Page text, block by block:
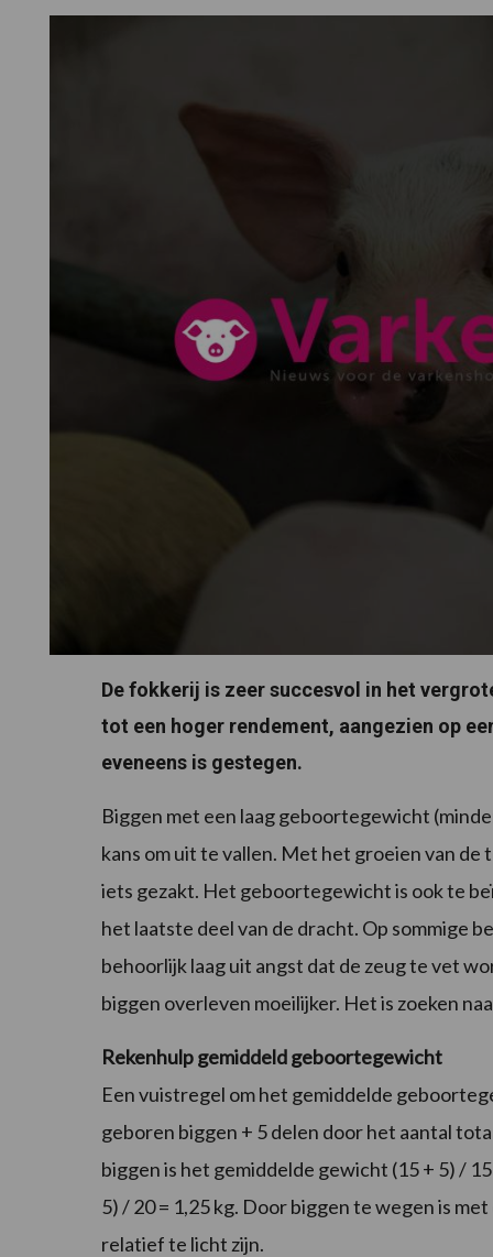
De fokkerij is zeer succesvol in het
tot een hoger rendement, aangezien op
eveneens is gestegen.
Biggen met een laag geboortegewicht
kans om uit te vallen. Met het groeien van
iets gezakt. Het geboortegewicht is ook te
het laatste deel van de dracht. Op sommige
behoorlijk laag uit angst dat de zeug te vet
biggen overleven moeilijker. Het is zoeken
Rekenhulp gemiddeld geboortegewicht
Een vuistregel om het gemiddelde
geboren biggen + 5 delen door het aantal
biggen is het gemiddelde gewicht (15 + 5) /
5) / 20 = 1,25 kg. Door biggen te wegen is
relatief te licht zijn.